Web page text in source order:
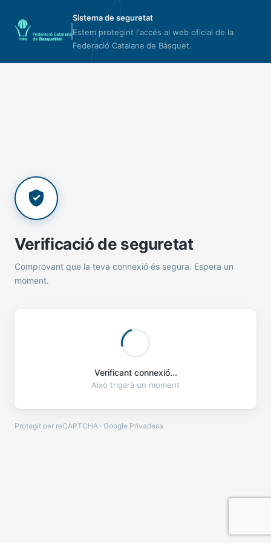
Sistema de seguretat
Estem protegint l'accés al web oficial de la
Federació Catalana de Bàsquet.
Verificació de seguretat
Comprovant que la teva connexió és segura. Espera un
moment.
Verificant connexió...
Això trigarà un moment
Protegit per reCAPTCHA · Google Privadesa